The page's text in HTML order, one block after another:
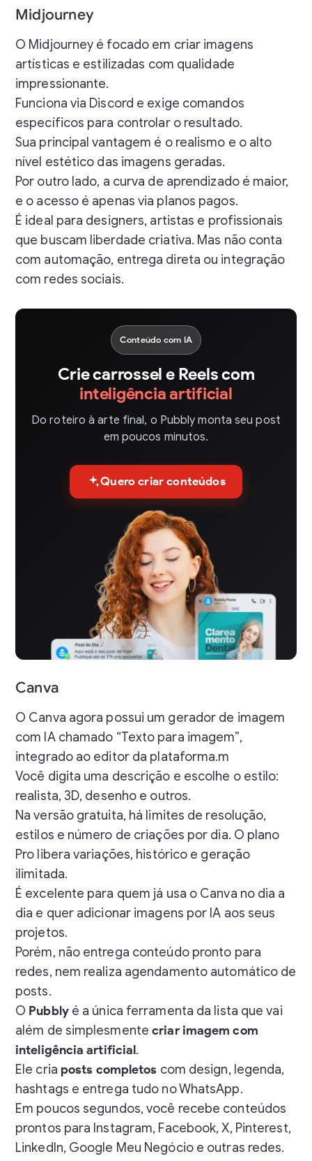
Midjourney
O Midjourney é focado em criar imagens
artísticas e estilizadas com qualidade
impressionante.
Funciona via Discord e exige comandos
específicos para controlar o resultado.
Sua principal vantagem é o realismo e o alto
nível estético das imagens geradas.
Por outro lado, a curva de aprendizado é maior,
e o acesso é apenas via planos pagos.
É ideal para designers, artistas e profissionais
que buscam liberdade criativa. Mas não conta
com automação, entrega direta ou integração
com redes sociais.
Conteúdo com IA
Crie carrossel e Reels com
inteligência artificial
Do roteiro à arte final, o Pubbly monta seu post
em poucos minutos.
Quero criar conteúdos
Canva
O Canva agora possui um gerador de imagem
com IA chamado “Texto para imagem”,
integrado ao editor da plataforma.m
Você digita uma descrição e escolhe o estilo:
realista, 3D, desenho e outros.
Na versão gratuita, há limites de resolução,
estilos e número de criações por dia. O plano
Pro libera variações, histórico e geração
ilimitada.
É excelente para quem já usa o Canva no dia a
dia e quer adicionar imagens por IA aos seus
projetos.
Porém, não entrega conteúdo pronto para
redes, nem realiza agendamento automático de
posts.
O Pubblyé a única ferramenta da lista que vai
além de simplesmentecriar imagem com
inteligência artificial.
Ele cria posts completos com design, legenda,
hashtags e entrega tudo no WhatsApp.
Em poucos segundos, você recebe conteúdos
prontos para Instagram, Facebook, X, Pinterest,
LinkedIn, Google Meu Negócio e outras redes.